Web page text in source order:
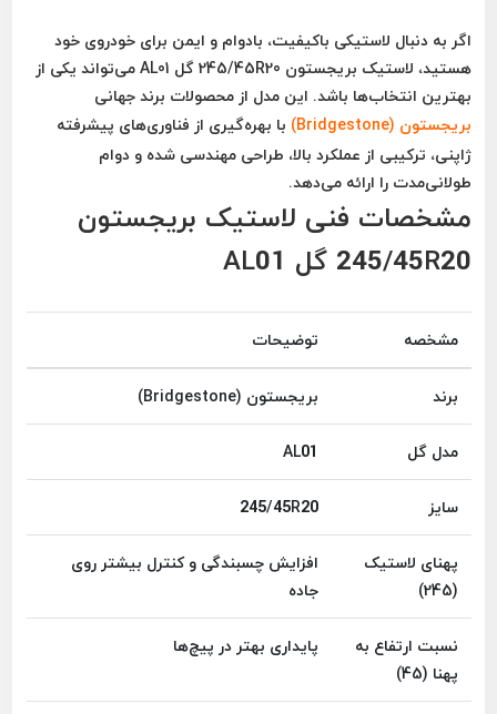
اگر به دنبال لاستیکی باکیفیت، بادوام و ایمن برای خودروی خود
هستید، لاستیک بریجستون 245/45R20 گل AL01
می‌تواند یکی از
بهترین انتخاب‌ها باشد. این مدل از محصولات برند جهانی
بریجستون (Bridgestone)
با بهره‌گیری از فناوری‌های پیشرفته
ژاپنی، ترکیبی از عملکرد بالا، طراحی مهندسی شده و دوام
طولانی‌مدت را ارائه می‌دهد.
مشخصات فنی لاستیک بریجستون
245/45R20 گل AL01
مشخصه توضیحات
برند
بریجستون (Bridgestone)
مدل گل
AL01
سایز
245/45R20
پهنای لاستیک
(245)
افزایش چسبندگی و کنترل بیشتر روی
جاده
نسبت ارتفاع به
پهنا (45)
پایداری بهتر در پیچ‌ها